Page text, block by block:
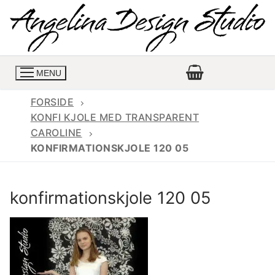
indhold
MENU
Konfirmations buksedragter
Konfirmationskjoler med lange ærmer
Konfirmationskjoler udsalg
Skrædder priser
Bukser priser
Jeans priser
Book en tid
Kontakt
FORSIDE
KONFI KJOLE MED TRANSPARENT
CAROLINE
KONFIRMATIONSKJOLE 120 05
konfirmationskjole 120 05